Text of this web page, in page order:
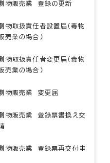
物販売業 登録の更新
物取扱責任者設置届（毒物
売業の場合）
物取扱責任者変更届（毒物
売業の場合）
物販売業 変更届
物販売業 登録票書換え交
物販売業 登録票再交付申